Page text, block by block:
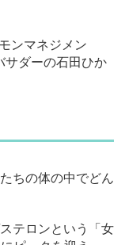
ンマネジメン
サダーの石田ひか
ちの体の中でどん
テロンという「女